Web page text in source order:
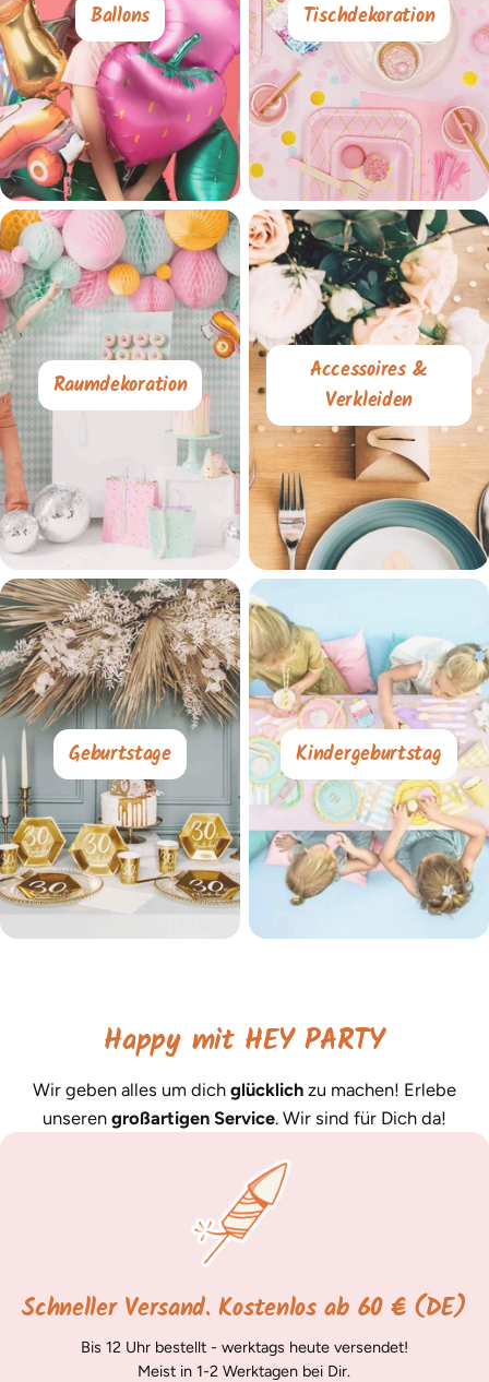
Ballons Tischdekoration
Raumdekoration
Accessoires &
Verkleiden
Geburtstage Kindergeburtstag
Happy mit HEY PARTY
Wir geben alles um dich glücklich zu machen! Erlebe
unseren großartigen Service. Wir sind für Dich da!
Schneller Versand. Kostenlos ab 60 € (DE)
Bis 12 Uhr bestellt - werktags heute versendet!
Meist in 1-2 Werktagen bei Dir.